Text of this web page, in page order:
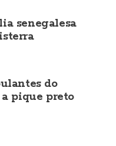
senegalesa
do
pique preto